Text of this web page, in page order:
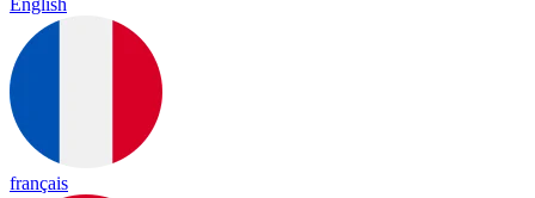
English
français